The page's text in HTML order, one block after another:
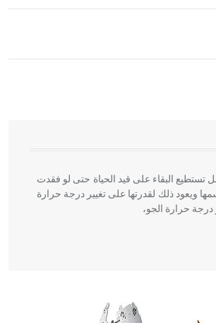
نوع من الفنون الهندسية التي ارتبطت
في بلاد الشام ومصر خاصة، حيث يحرص
مداميكه وخاصة في الواجهات
تستطيع البقاء على قيد الحياة حتى لو فقدت
ويعود ذلك لقدرتها على تغيير درجة حرارة
درجة حرارة الجو،
التغذية، ورسالته في جروح الرأس. ويعود
الطب من الدين والفلسفة.